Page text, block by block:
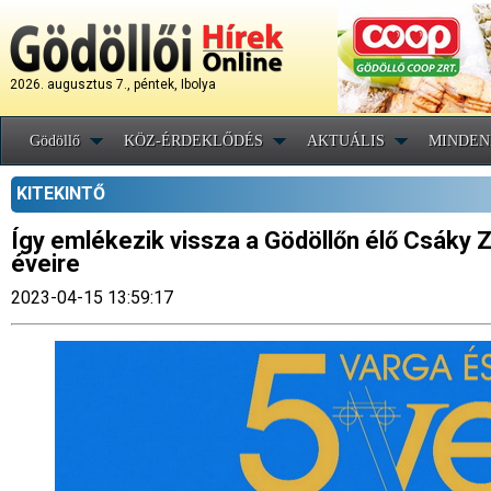
2026. augusztus 7., péntek, Ibolya
Gödöllő KÖZ-ÉRDEKLŐDÉS AKTUÁLIS
KITEKINTŐ
Így emlékezik vissza a Gödöllőn élő Csáky
éveire
2023-04-15 13:59:17